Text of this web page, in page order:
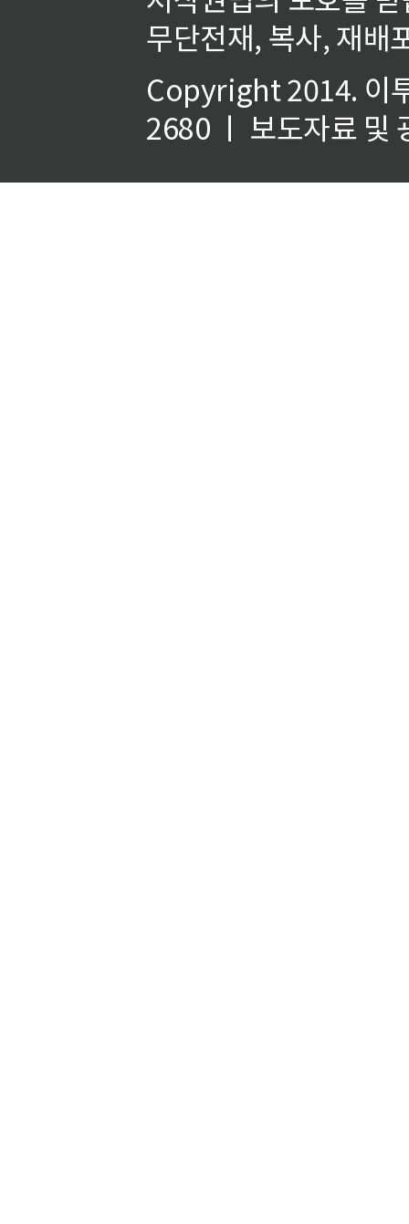
무단전재, 복사, 재배
Copyright 2014. 이
2680 ㅣ 보도자료